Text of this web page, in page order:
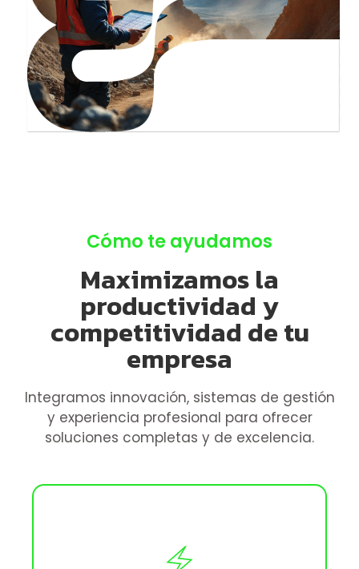
Cómo te ayudamos
Maximizamos la
productividad y
competitividad de tu
empresa
Integramos innovación, sistemas de gestión
y experiencia profesional para ofrecer
soluciones completas y de excelencia.